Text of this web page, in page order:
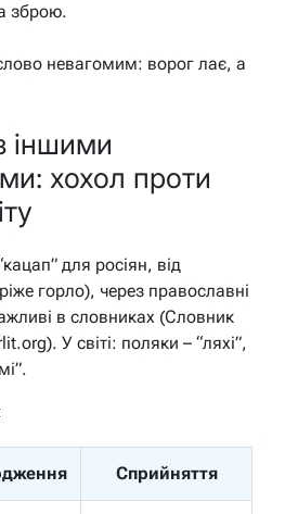
зброю.
невагомим: ворог лає, а
іншими
хохол проти
для росіян, від
горло), через православні
в словниках (Словник
У світі: поляки – “ляхі”,
Сприйняття